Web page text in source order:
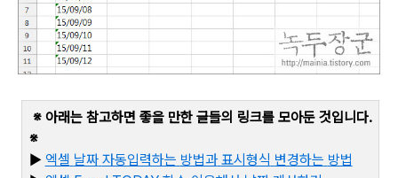
※ 아래는 참고하면 좋을 만한 글들의 링크를 모아둔 것입니다.
※
▶ 엑셀 날짜 자동입력하는 방법과 표시형식 변경하는 방법